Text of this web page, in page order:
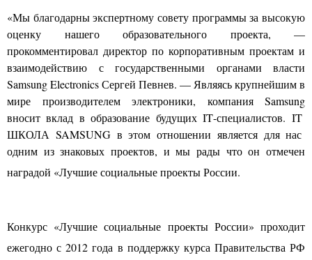
«Мы благодарны экспертному совету программы за высокую
оценку нашего образовательного проекта, —
прокомментировал директор по корпоративным проектам и
взаимодействию с государственными органами власти
Samsung Electronics Сергей Певнев. — Являясь крупнейшим в
мире производителем электроники, компания Samsung
вносит вклад в образование будущихIT-специалистов. IT
ШКОЛА SAMSUNG в этом отношении является для нас
одним из знаковых проектов, и мы рады что он отмечен
наградой «Лучшие социальные проекты России.
Конкурс «Лучшие социальные проекты России» проходит
ежегодно с 2012 года в поддержку курса Правительства РФ